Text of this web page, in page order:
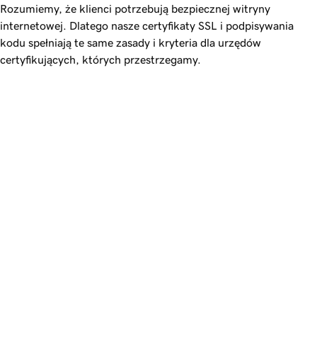
Rozumiemy, że klienci potrzebują bezpiecznej witryny
internetowej. Dlatego nasze certyfikaty SSL i podpisywania
kodu spełniają te same zasady i kryteria dla urzędów
certyfikujących, których przestrzegamy.